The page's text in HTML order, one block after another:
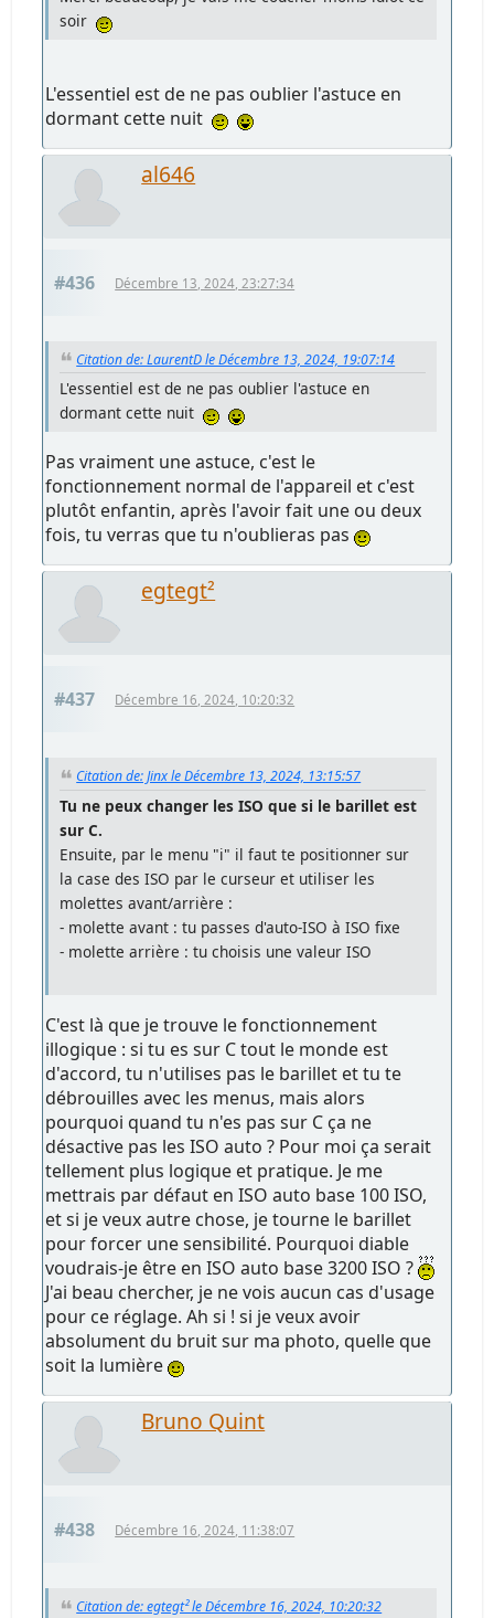
soir
L'essentiel est de ne pas oublier l'astuce en
dormant cette nuit
al646
#436 Décembre 13, 2024, 23:27:34
Citation de: LaurentD le Décembre 13, 2024, 19:07:14
L'essentiel est de ne pas oublier l'astuce en
dormant cette nuit
Pas vraiment une astuce, c'est le
fonctionnement normal de l'appareil et c'est
plutôt enfantin, après l'avoir fait une ou deux
fois, tu verras que tu n'oublieras pas
egtegt²
#437 Décembre 16, 2024, 10:20:32
Citation de: Jinx le Décembre 13, 2024, 13:15:57
Tu ne peux changer les ISO que si le barillet est
sur C.
Ensuite, par le menu "i" il faut te positionner sur
la case des ISO par le curseur et utiliser les
molettes avant/arrière :
- molette avant : tu passes d'auto-ISO à ISO fixe
- molette arrière : tu choisis une valeur ISO
C'est là que je trouve le fonctionnement
illogique : si tu es sur C tout le monde est
d'accord, tu n'utilises pas le barillet et tu te
débrouilles avec les menus, mais alors
pourquoi quand tu n'es pas sur C ça ne
désactive pas les ISO auto ? Pour moi ça serait
tellement plus logique et pratique. Je me
mettrais par défaut en ISO auto base 100 ISO,
et si je veux autre chose, je tourne le barillet
pour forcer une sensibilité. Pourquoi diable
voudrais-je être en ISO auto base 3200 ISO ?
J'ai beau chercher, je ne vois aucun cas d'usage
pour ce réglage. Ah si ! si je veux avoir
absolument du bruit sur ma photo, quelle que
soit la lumière
Bruno Quint
#438 Décembre 16, 2024, 11:38:07
Citation de: egtegt² le Décembre 16, 2024, 10:20:32